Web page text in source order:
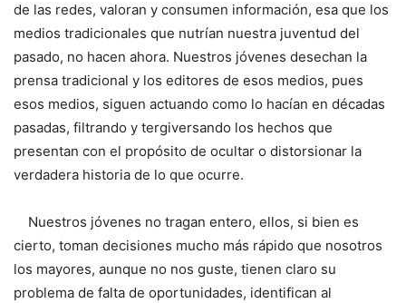
de las redes, valoran y consumen información, esa que los
medios tradicionales que nutrían nuestra juventud del
pasado, no hacen ahora. Nuestros jóvenes desechan la
prensa tradicional y los editores de esos medios, pues
esos medios, siguen actuando como lo hacían en décadas
pasadas, filtrando y tergiversando los hechos que
presentan con el propósito de ocultar o distorsionar la
verdadera historia de lo que ocurre.
Nuestros jóvenes no tragan entero, ellos, si bien es
cierto, toman decisiones mucho más rápido que nosotros
los mayores, aunque no nos guste, tienen claro su
problema de falta de oportunidades, identifican al